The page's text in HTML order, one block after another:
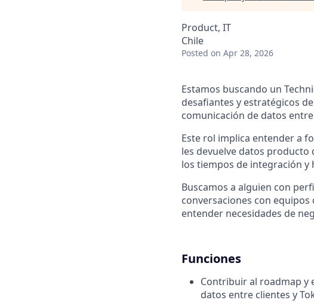
Product, IT
Chile
Posted on Apr 28, 2026
Estamos buscando un
desafiantes y estratégicos
comunicación de datos
Este rol implica entender a
les devuelve datos
los tiempos de integración y
Buscamos a alguien con
conversaciones con
entender necesidades de
Funciones
Contribuir al roadmap y
datos entre clientes y